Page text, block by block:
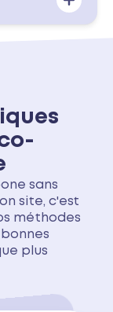
sans
site, c'est
méthodes
plus